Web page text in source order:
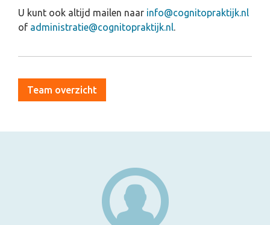
U kunt ook altijd mailen naar info@cognitopraktijk.nl
of administratie@cognitopraktijk.nl.
Team overzicht